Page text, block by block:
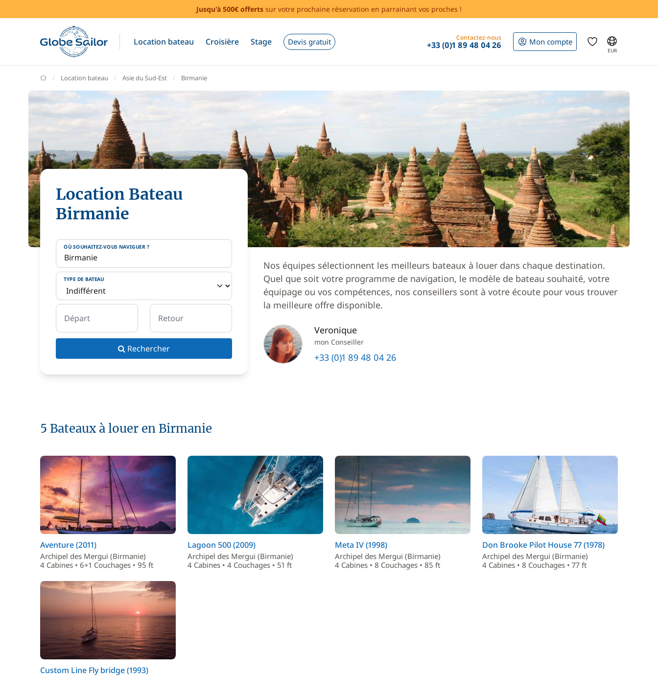
Jusqu'à 500€ offerts sur votre prochaine réservation en parrainant vos proches !
Location bateau Croisière Stage Devis gratuit Contactez-nous
+33 (0)1 89 48 04 26 Mon compte
EUR
GlobeSailor
Location bateau Asie du Sud-Est Birmanie
Location Bateau
Birmanie
OÙ SOUHAITEZ-VOUS NAVIGUER ?
TYPE DE BATEAU
Départ Retour
Rechercher
Nos équipes sélectionnent les meilleurs bateaux à louer dans chaque destination.
Quel que soit votre programme de navigation, le modèle de bateau souhaité, votre
équipage ou vos compétences, nos conseillers sont à votre écoute pour vous trouver
la meilleure offre disponible.
Veronique
mon Conseiller
+33 (0)1 89 48 04 26
5 Bateaux à louer en Birmanie
Aventure (2011)
Archipel des Mergui (Birmanie)
4 Cabines • 6+1 Couchages • 95 ft
Lagoon 500 (2009)
Archipel des Mergui (Birmanie)
4 Cabines • 4 Couchages • 51 ft
Meta IV (1998)
Archipel des Mergui (Birmanie)
4 Cabines • 8 Couchages • 85 ft
Don Brooke Pilot House 77 (1978)
Archipel des Mergui (Birmanie)
4 Cabines • 8 Couchages • 77 ft
Custom Line Fly bridge (1993)